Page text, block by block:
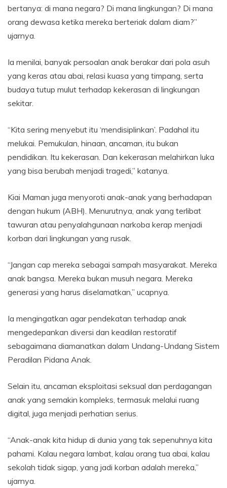
bertanya: di mana negara? Di mana lingkungan? Di mana
orang dewasa ketika mereka berteriak dalam diam?”
ujarnya.
Ia menilai, banyak persoalan anak berakar dari pola asuh
yang keras atau abai, relasi kuasa yang timpang, serta
budaya tutup mulut terhadap kekerasan di lingkungan
sekitar.
“Kita sering menyebut itu ‘mendisiplinkan’. Padahal itu
melukai. Pemukulan, hinaan, ancaman, itu bukan
pendidikan. Itu kekerasan. Dan kekerasan melahirkan luka
yang bisa berubah menjadi tragedi,” katanya.
Kiai Maman juga menyoroti anak-anak yang berhadapan
dengan hukum (ABH). Menurutnya, anak yang terlibat
tawuran atau penyalahgunaan narkoba kerap menjadi
korban dari lingkungan yang rusak.
“Jangan cap mereka sebagai sampah masyarakat. Mereka
anak bangsa. Mereka bukan musuh negara. Mereka
generasi yang harus diselamatkan,” ucapnya.
Ia mengingatkan agar pendekatan terhadap anak
mengedepankan diversi dan keadilan restoratif
sebagaimana diamanatkan dalam Undang-Undang Sistem
Peradilan Pidana Anak.
Selain itu, ancaman eksploitasi seksual dan perdagangan
anak yang semakin kompleks, termasuk melalui ruang
digital, juga menjadi perhatian serius.
“Anak-anak kita hidup di dunia yang tak sepenuhnya kita
pahami. Kalau negara lambat, kalau orang tua abai, kalau
sekolah tidak sigap, yang jadi korban adalah mereka,”
ujarnya.